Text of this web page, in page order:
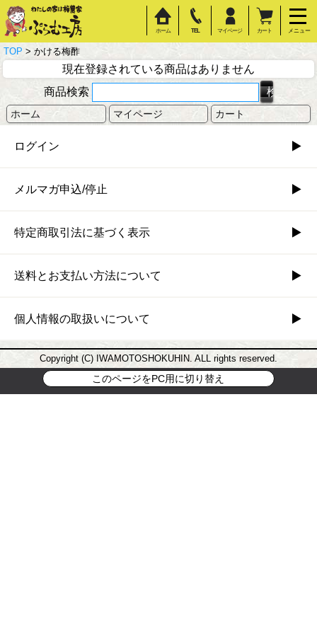
ホーム TEL マイページ カート メニュー
TOP > かける梅酢
現在登録されている商品はありません
商品検索
ホーム マイページ カート
ログイン
メルマガ申込/停止
特定商取引法に基づく表示
送料とお支払い方法について
個人情報の取扱いについて
Copyright (C) IWAMOTOSHOKUHIN. ALL rights reserved.
このページをPC用に切り替え